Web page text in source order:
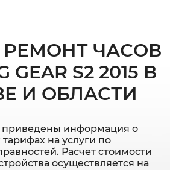
ЧАСОВ
GEAR S2 2015 В
И ОБЛАСТИ
приведены информация о
на услуги по
Расчет стоимости
осуществляется на